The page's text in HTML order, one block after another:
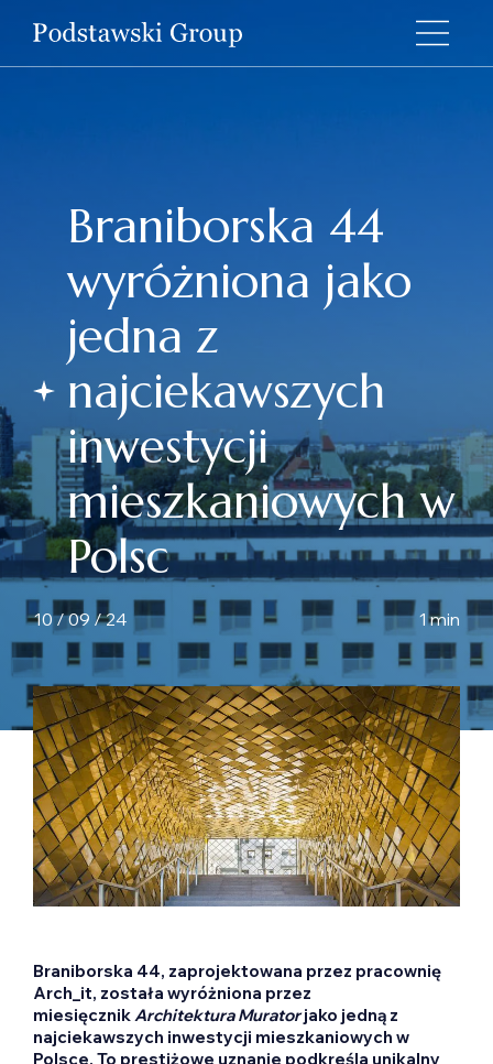
Braniborska 44
wyróżniona jako
jedna z
najciekawszych
inwestycji
mieszkaniowych w
Polsc
10 / 09 / 24 1 min
Braniborska 44, zaprojektowana przez pracownię
Arch_it, została wyróżniona przez
miesięcznikArchitektura Muratorjako jedną z
najciekawszych inwestycji mieszkaniowych w
Polsce. To prestiżowe uznanie podkreśla unikalny